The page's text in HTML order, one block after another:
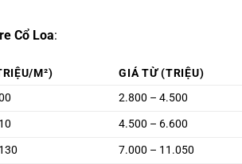
Cổ Loa:
M²)
GIÁ TỪ (TRIỆU)
2.800 – 4.500
4.500 – 6.600
7.000 – 11.050